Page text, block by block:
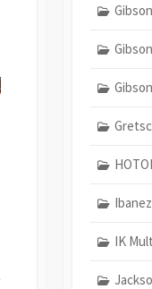
Ibanez
IK